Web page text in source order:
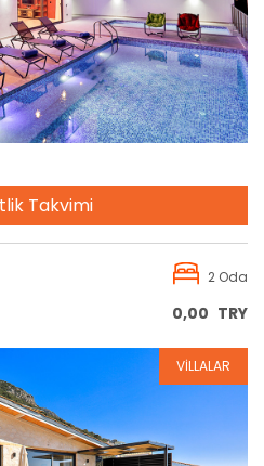
Takvimi
2 Oda
0,00 TRY
VİLLALAR